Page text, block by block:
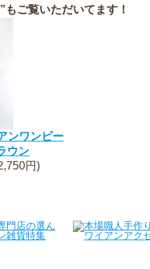
ご覧いただいてます！
ンワンピー
ウン
円)